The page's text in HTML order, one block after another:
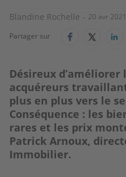
Blandine Rochelle
20 avr 2021
Partager sur
Désireux
acquéreurs
plus en plus vers le
Conséquence : les
rares et les prix
Patrick Arnoux,
Immobilier.